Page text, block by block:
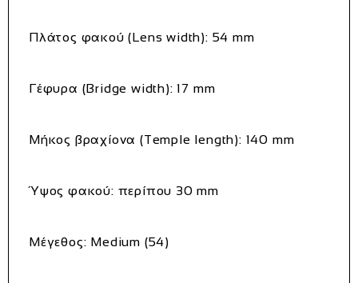
Πλάτος φακού (Lens width): 54 mm
Γέφυρα (Bridge width): 17 mm
Μήκος βραχίονα (Temple length): 140 mm
Ύψος φακού: περίπου 30 mm
Μέγεθος: Medium (54)